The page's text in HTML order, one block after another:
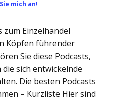
mich an!
zum Einzelhandel
Köpfen führender
Sie diese Podcasts,
sich entwickelnde
Die besten Podcasts
– Kurzliste Hier sind